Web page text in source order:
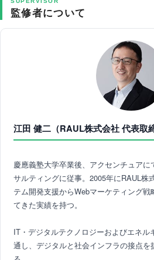
監修者について
江田 健二（RAUL株式会社 代表取
慶應義塾大学卒業後、アクセンチュア
サルティングに従事。2005年にRAUL株
テム開発支援からWebマーケティング
てきた実績を持つ。
IT・デジタルテクノロジーおよびエネ
通し、デジタルと社会インフラの接点